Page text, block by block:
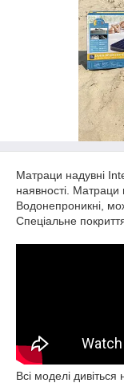
Матраци надувні
наявності.
Водонепроникні,
Спеціальне
Всі моделі дивіться